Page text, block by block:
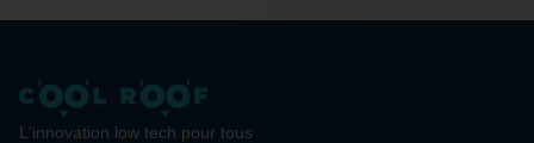
L'innovation low tech pour tous